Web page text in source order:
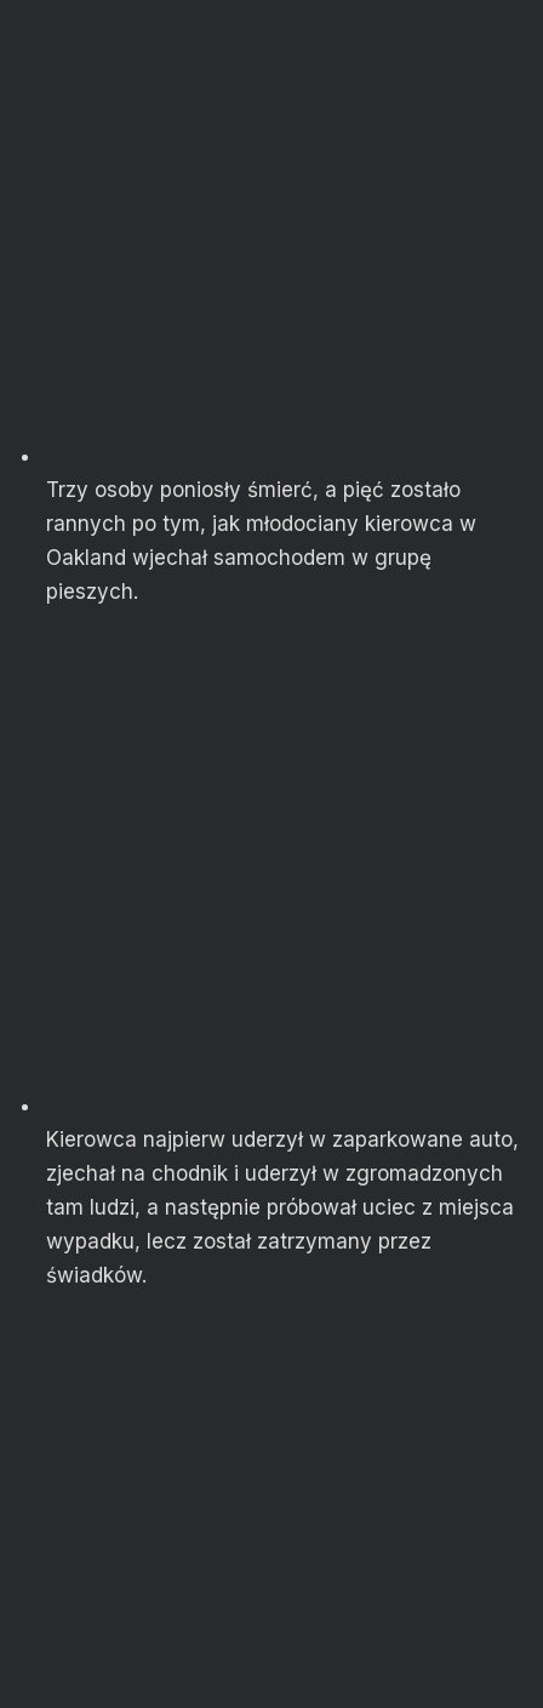
Trzy osoby poniosły śmierć, a pięć zostało
rannych po tym, jak młodociany kierowca w
Oakland wjechał samochodem w grupę
pieszych.
Kierowca najpierw uderzył w zaparkowane auto,
zjechał na chodnik i uderzył w zgromadzonych
tam ludzi, a następnie próbował uciec z miejsca
wypadku, lecz został zatrzymany przez
świadków.